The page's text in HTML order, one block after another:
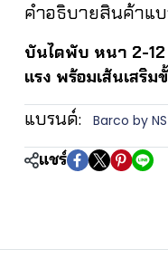
คำอธิบายสินค้าแ
บันไดพับ หนา 2-12
แรง พร้อมเส้นเสริ
แบรนด์: Barco by
แชร์